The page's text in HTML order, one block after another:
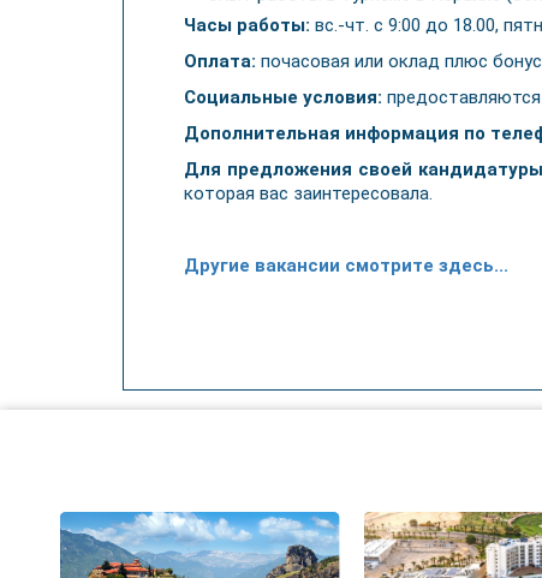
Часы работы: вс.-чт. с 9:00 до 18.00,
Оплата: почасовая или оклад плюс
Социальные условия:
Дополнительная информация по
Для предложения своей
которая вас заинтересовала.
Другие вакансии смотрите здесь...